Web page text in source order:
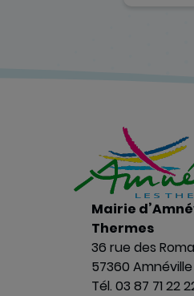
Mairie
Thermes
36 rue des
57360 Amnéville
Tél. 03 87 71 22